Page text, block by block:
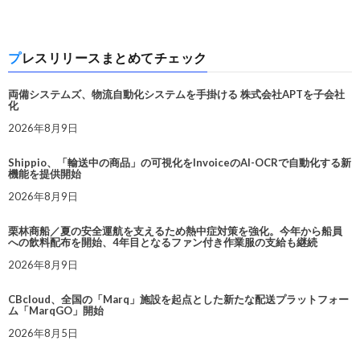
プレスリリースまとめてチェック
両備システムズ、物流自動化システムを手掛ける 株式会社APTを子会社
化
2026年8月9日
Shippio、「輸送中の商品」の可視化をInvoiceのAI-OCRで自動化する新
機能を提供開始
2026年8月9日
栗林商船／夏の安全運航を支えるため熱中症対策を強化。今年から船員
への飲料配布を開始、4年目となるファン付き作業服の支給も継続
2026年8月9日
CBcloud、全国の「Marq」施設を起点とした新たな配送プラットフォー
ム「MarqGO」開始
2026年8月5日